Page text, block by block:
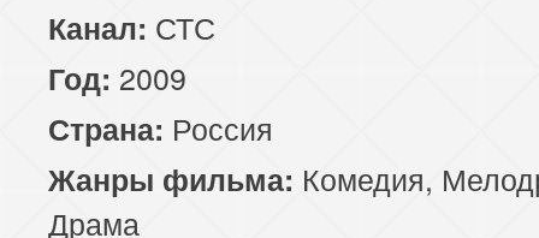
Канал: СТС
Год: 2009
Страна: Россия
Жанры фильма: Комедия,
Драма